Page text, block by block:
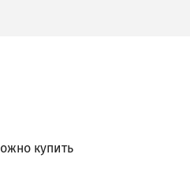
купить